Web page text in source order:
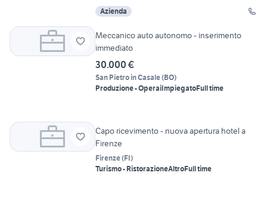
Azienda
Meccanico auto autonomo - inserimento
immediato
30.000 €
San Pietro in Casale(BO)
Produzione - OperaiImpiegatoFull time
Capo ricevimento - nuova apertura hotel a
Firenze
Firenze(FI)
Turismo - RistorazioneAltroFull time